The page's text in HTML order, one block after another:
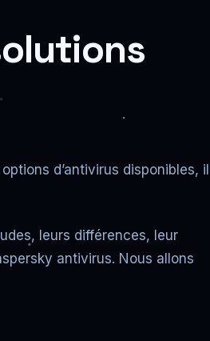
d’antivirus disponibles, il
leurs différences, leur
antivirus. Nous allons